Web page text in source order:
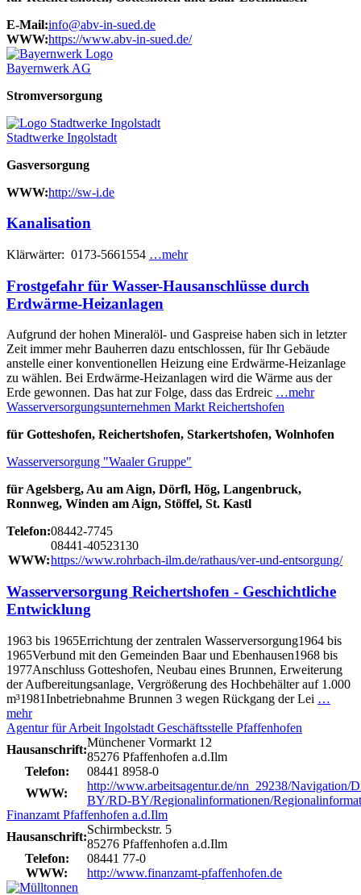
E-Mail:info@abv-in-sued.de
WWW:https://www.abv-in-sued.de/
Bayernwerk AG
Stromversorgung
Stadtwerke Ingolstadt
Gasversorgung
WWW:http://sw-i.de
Kanalisation
Klärwärter: 0173-5661554 …mehr
Frostgefahr für Wasser-Hausanschlüsse durch
Erdwärme-Heizanlagen
Aufgrund der hohen Mineralöl- und Gaspreise haben sich in letzter
Zeit immer mehr Bauherren dazu entschlossen, für Ihr Gebäude
anstelle einer konventionellen Heizung eine Erdwärme-Heizanlage
zu wählen. Bei Erdwärme-Heizanlagen wird die Wärme aus der
Erde gewonnen. Das hat zur Folge, dass das Erdreic …mehr
Wasserversorgungsunternehmen Markt Reichertshofen
für Gotteshofen, Reichertshofen, Starkertshofen, Wolnhofen
Wasserversorgung "Waaler Gruppe"
für Agelsberg, Au am Aign, Dörfl, Hög, Langenbruck,
Ronnweg, Winden am Aign, Stöffel, St. Kastl
Telefon:08442-7745
08441-40523130
WWW:https://www.rohrbach-ilm.de/rathaus/ver-und-entsorgung/
Wasserversorgung Reichertshofen - Geschichtliche
Entwicklung
1963 bis 1965Errichtung der zentralen Wasserversorgung1964 bis
1965Verbund mit den Gemeinden Baar und Ebenhausen1968 bis
1977Anschluss Gotteshofen, Neubau eines Brunnen, Erweiterung
der Aufbereitungsanlage, Vergrößerung des Hochbehälter auf 1.000
m³1981Inbetriebnahme Brunnen 3 wegen Rückgang der Lei …
mehr
Agentur für Arbeit Ingolstadt Geschäftsstelle Pfaffenhofen
Hausanschrift:
Münchener Vormarkt 12
85276 Pfaffenhofen a.d.Ilm
Telefon:
08441 8958-0
WWW:
http://www.arbeitsagentur.de/nn_29238/Navigation/
BY/RD-BY/Regionalinformationen/
Finanzamt Pfaffenhofen a.d.Ilm
Hausanschrift:
Schirmbeckstr. 5
85276 Pfaffenhofen a.d.Ilm
Telefon:
08441 77-0
WWW:
http://www.finanzamt-pfaffenhofen.de